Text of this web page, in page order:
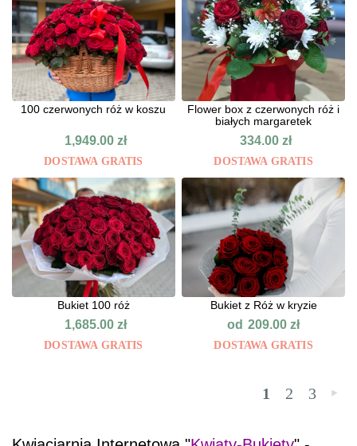
100 czerwonych róż w koszu
1,949.00zł
DOSTAWA GRATIS
Flower box z czerwonych róż i
białych margaretek
334.00zł
DOSTAWA GRATIS
Bukiet 100 róż
1,685.00zł
DOSTAWA GRATIS
Bukiet z Róż w kryzie
od 209.00zł
DOSTAWA GRATIS
1 2 3 »